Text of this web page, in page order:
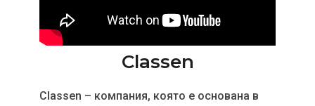
Classen
Classen – компания, която е основана в